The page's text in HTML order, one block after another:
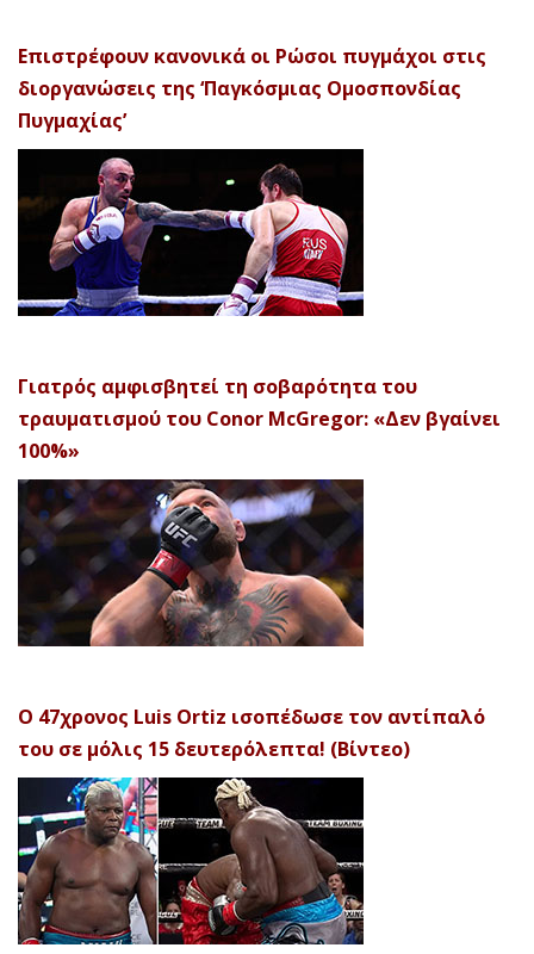
Επιστρέφουν κανονικά οι Ρώσοι πυγμάχοι στις
διοργανώσεις της ‘Παγκόσμιας Ομοσπονδίας
Πυγμαχίας’
Γιατρός αμφισβητεί τη σοβαρότητα του
τραυματισμού του Conor McGregor: «Δεν βγαίνει
100%»
Ο 47χρονος Luis Ortiz ισοπέδωσε τον αντίπαλό
του σε μόλις 15 δευτερόλεπτα! (Βίντεο)